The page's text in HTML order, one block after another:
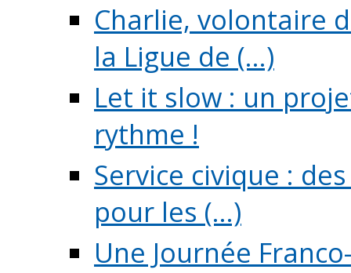
Charlie, volontaire
la Ligue de (...)
Let it slow : un
rythme !
Service civique :
pour les (...)
Une Journée